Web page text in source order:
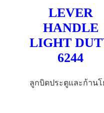
LEVER
HANDLE
LIGHT
6244
ลูกบิดประตูและก้านโ